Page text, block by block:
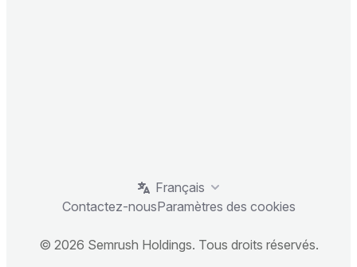
Français
Contactez-nousParamètres des cookies
© 2026 Semrush Holdings. Tous droits réservés.